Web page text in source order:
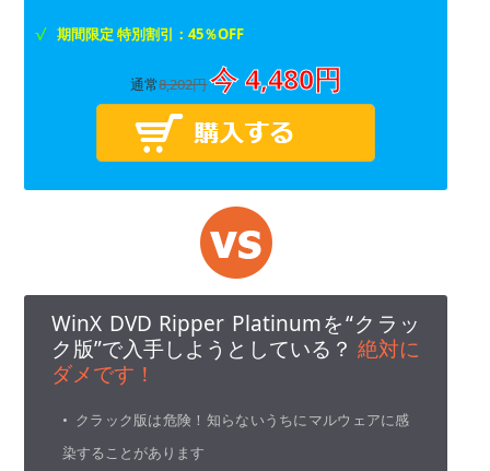
期間限定 特別割引：45％OFF
通常8,202円今 4,480円
WinX DVD Ripper Platinumを“クラッ
ク版”で入手しようとしている？絶対に
ダメです！
• クラック版は危険！知らないうちにマルウェアに感
染することがあります